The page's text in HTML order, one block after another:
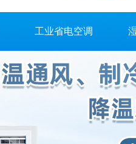
工业省电空调